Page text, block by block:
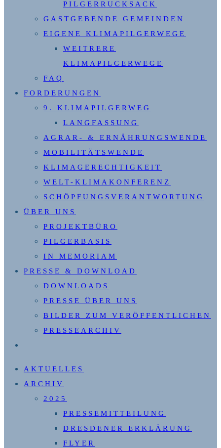
PILGERRUCKSACK
GASTGEBENDE GEMEINDEN
EIGENE KLIMAPILGERWEGE
WEITRERE
KLIMAPILGERWEGE
FAQ
FORDERUNGEN
9. KLIMAPILGERWEG
LANGFASSUNG
AGRAR- & ERNÄHRUNGSWENDE
MOBILITÄTSWENDE
KLIMAGERECHTIGKEIT
WELT-KLIMAKONFERENZ
SCHÖPFUNGSVERANTWORTUNG
ÜBER UNS
PROJEKTBÜRO
PILGERBASIS
IN MEMORIAM
PRESSE & DOWNLOAD
DOWNLOADS
PRESSE ÜBER UNS
BILDER ZUM VERÖFFENTLICHEN
PRESSEARCHIV
UMSCHALTEN
AKTUELLES
ARCHIV
2025
PRESSEMITTEILUNG
DRESDENER ERKLÄRUNG
FLYER